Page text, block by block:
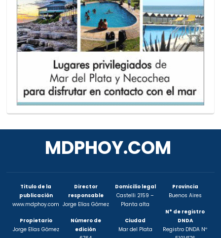
MDPHOY.COM
Titulo de la
publicación
www.mdphoy.com
Propietario
Jorge Elías Gómez
Director
responsable
Jorge Elías Gómez
Número de
edición
Domicilio legal
Castelli 2159 –
Planta alta
Ciudad
Mar del Plata
Provincia
Buenos Aires
N° de registro
DNDA
Registro DNDA Nº